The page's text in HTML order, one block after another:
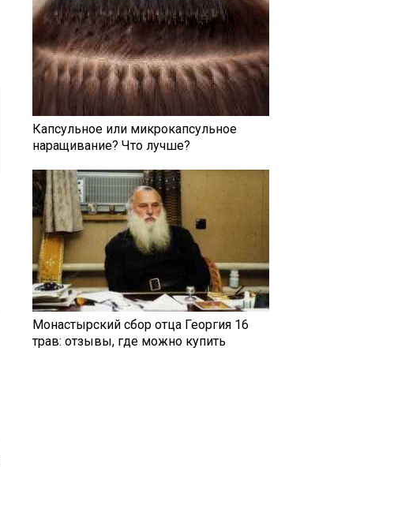
Капсульное или микрокапсульное
наращивание? Что лучше?
Монастырский сбор отца Георгия 16
трав: отзывы, где можно купить